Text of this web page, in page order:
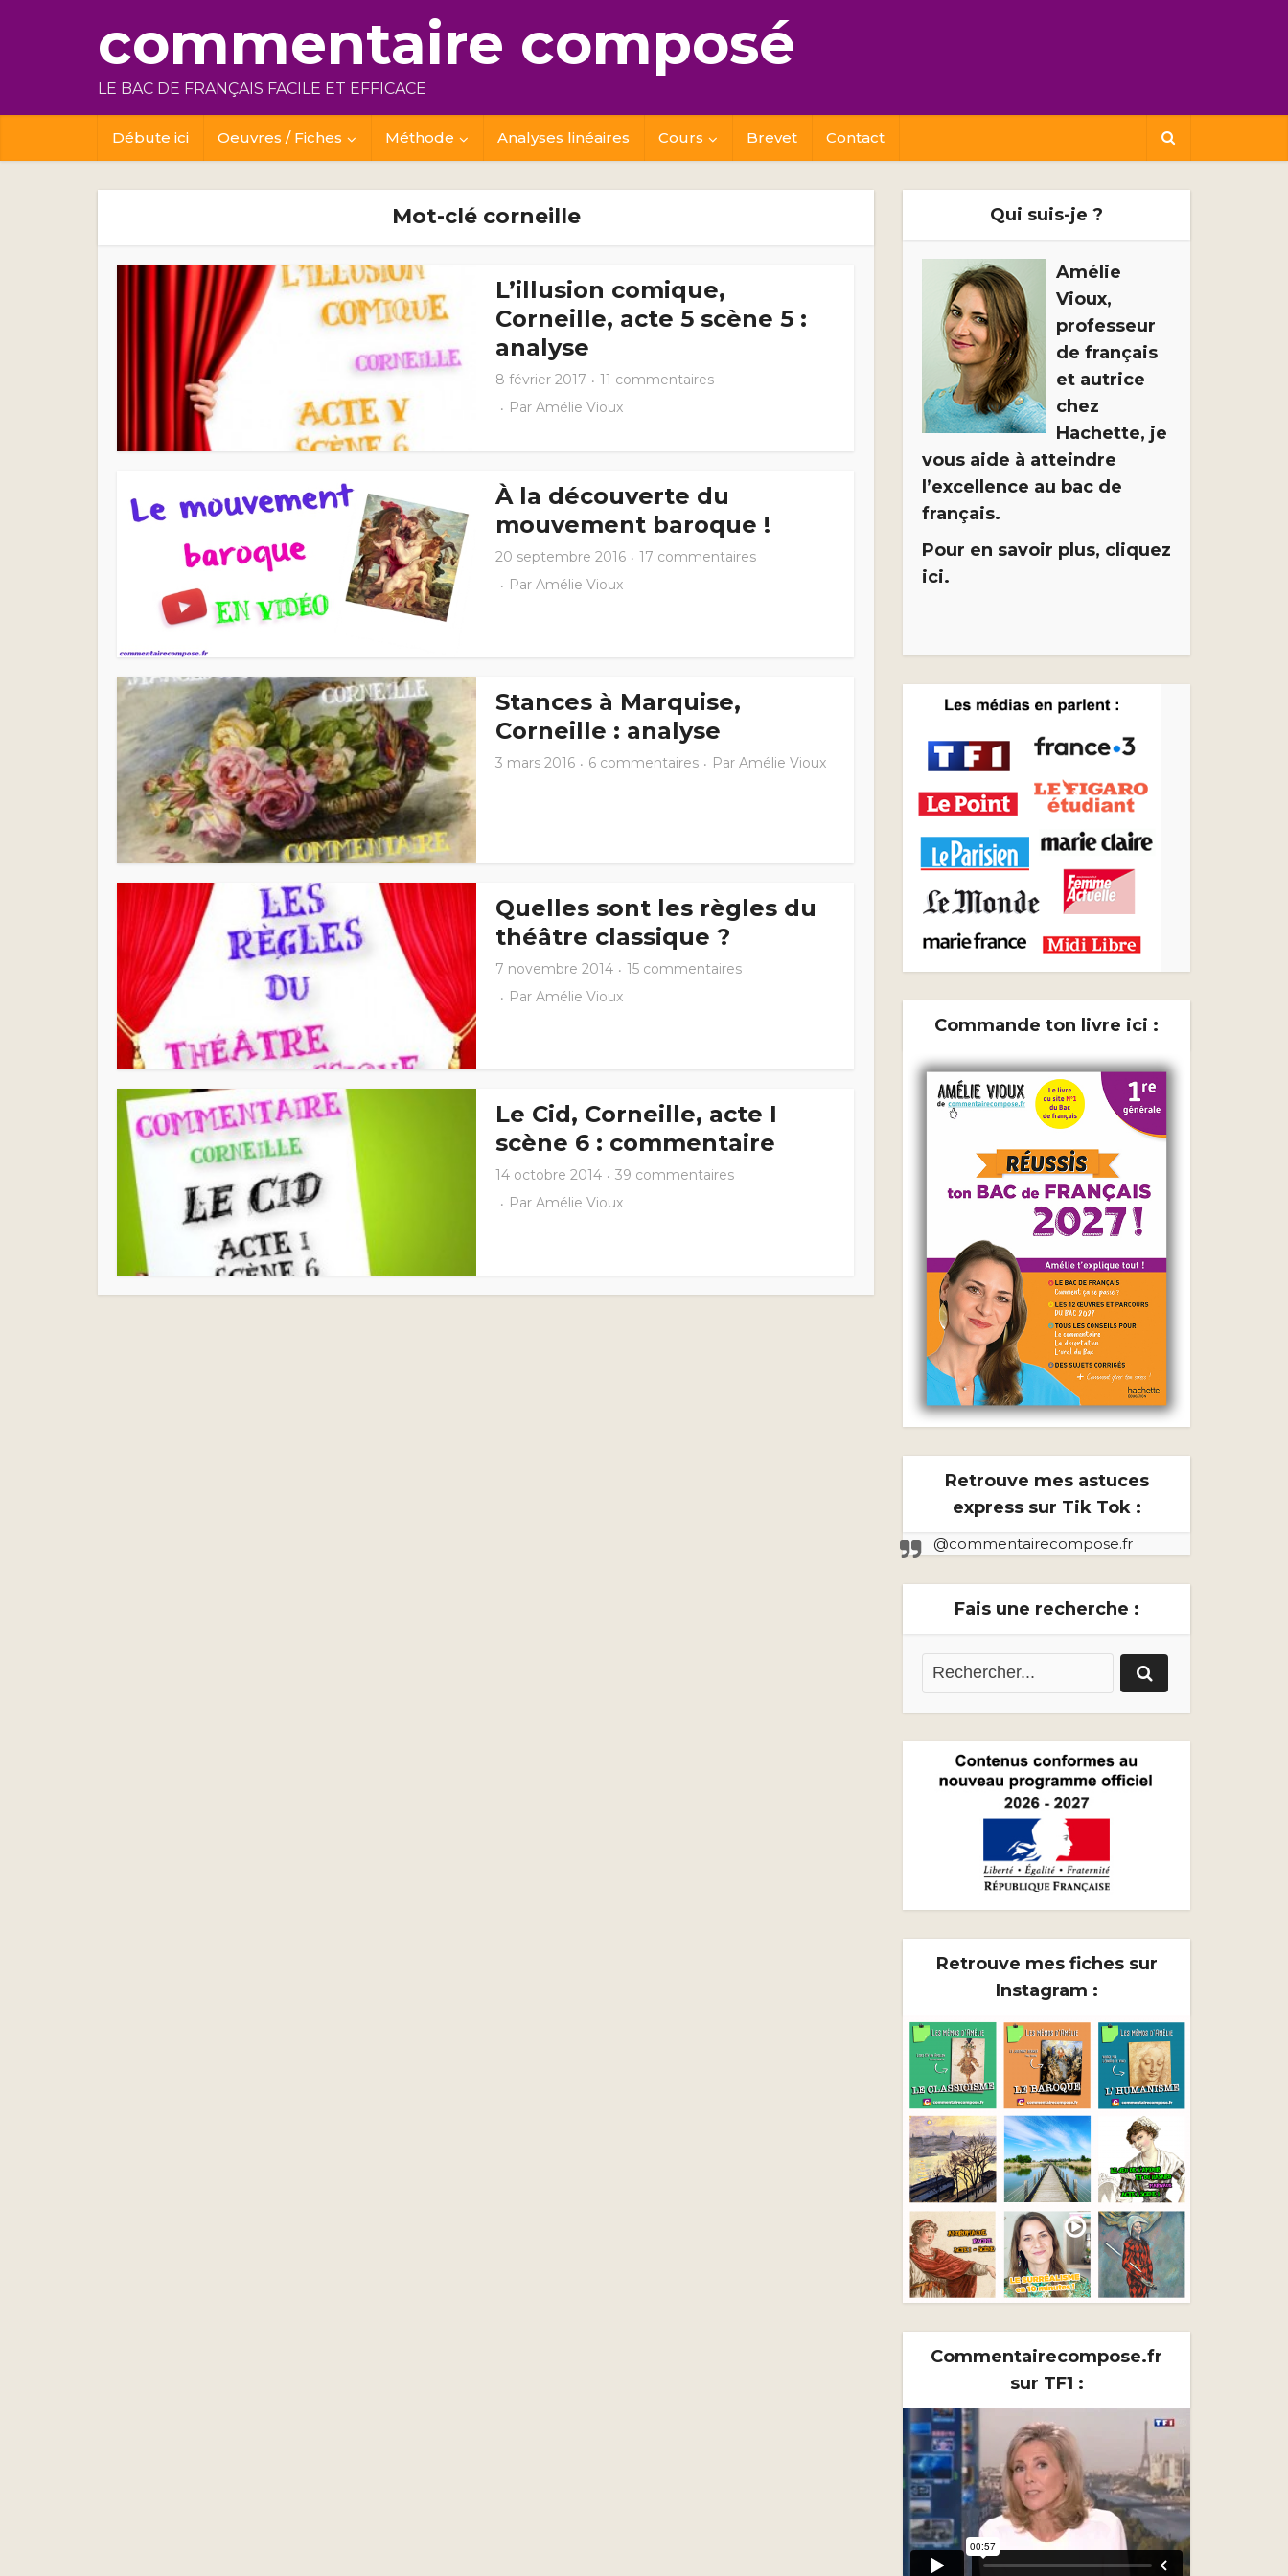
commentaire composé
LE BAC DE FRANÇAIS FACILE ET EFFICACE
Débute ici Oeuvres / Fiches Méthode Analyses linéaires Cours Brevet Contact
Mot-clé corneille
L’illusion comique,
Corneille, acte 5 scène 5 :
analyse
8 février 2017
11 commentaires
Par Amélie Vioux
À la découverte du
mouvement baroque !
20 septembre 2016
17 commentaires
Par Amélie Vioux
Stances à Marquise,
Corneille : analyse
3 mars 2016 6 commentaires Par Amélie Vioux
Quelles sont les règles du
théâtre classique ?
7 novembre 2014
15 commentaires
Par Amélie Vioux
Le Cid, Corneille, acte I
scène 6 : commentaire
14 octobre 2014
39 commentaires
Par Amélie Vioux
Qui suis-je ?
Amélie
Vioux,
professeur
de français
et autrice
chez
Hachette, je
vous aide à atteindre
l’excellence au bac de
français.
Pour en savoir plus, cliquez
ici.
Commande ton livre ici :
Retrouve mes astuces
express sur Tik Tok :
@commentairecompose.fr
Fais une recherche :
Retrouve mes fiches sur
Instagram :
Commentairecompose.fr
sur TF1 :